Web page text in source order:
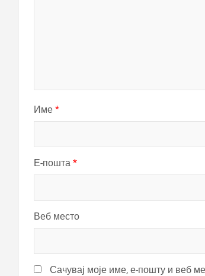
Име *
Е-пошта *
Веб место
Сачувај моје име, е-пошту и веб